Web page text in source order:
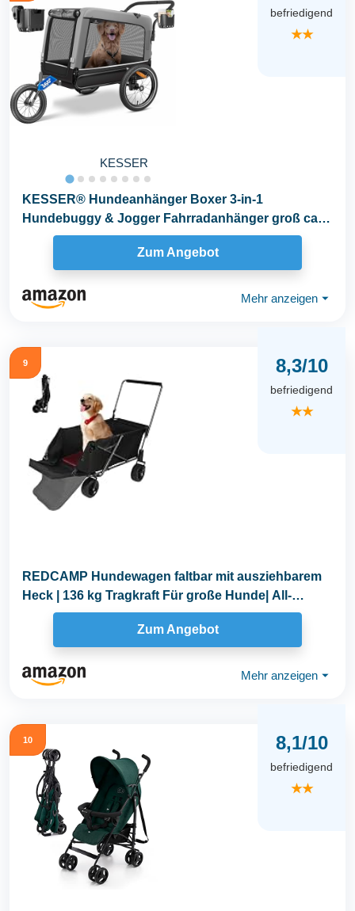
KESSER
befriedigend
★★
KESSER® Hundeanhänger Boxer 3-in-1
Hundebuggy & Jogger Fahrradanhänger groß ca.
240 Liter...
Zum Angebot
Mehr anzeigen ⏷
9 8,3/10
befriedigend
★★
REDCAMP Hundewagen faltbar mit ausziehbarem
Heck | 136 kg Tragkraft Für große Hunde| All-
Terrain...
Zum Angebot
Mehr anzeigen ⏷
10 8,1/10
befriedigend
★★